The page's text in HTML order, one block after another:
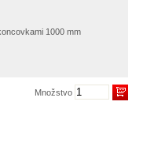
1000 mm
Množstvo